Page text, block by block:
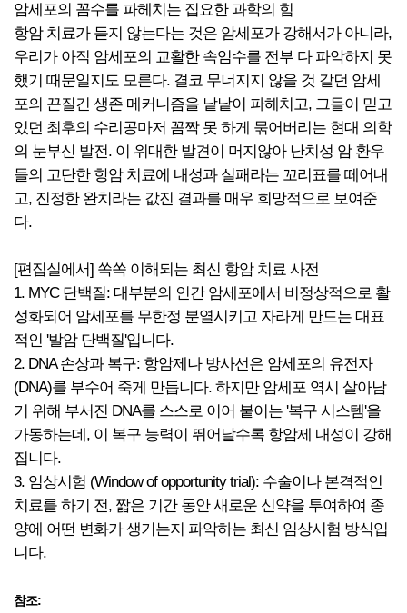
암세포의 꼼수를 파헤치는 집요한 과학의 힘
항암 치료가 듣지 않는다는 것은 암세포가 강해서가 아니라,
우리가 아직 암세포의 교활한 속임수를 전부 다 파악하지 못
했기 때문일지도 모른다. 결코 무너지지 않을 것 같던 암세
포의 끈질긴 생존 메커니즘을 낱낱이 파헤치고, 그들이 믿고
있던 최후의 수리공마저 꼼짝 못 하게 묶어버리는 현대 의학
의 눈부신 발전. 이 위대한 발견이 머지않아 난치성 암 환우
들의 고단한 항암 치료에 내성과 실패라는 꼬리표를 떼어내
고, 진정한 완치라는 값진 결과를 매우 희망적으로 보여준
다.
[편집실에서] 쏙쏙 이해되는 최신 항암 치료 사전
1. MYC 단백질: 대부분의 인간 암세포에서 비정상적으로 활
성화되어 암세포를 무한정 분열시키고 자라게 만드는 대표
적인 '발암 단백질'입니다.
2. DNA 손상과 복구: 항암제나 방사선은 암세포의 유전자
(DNA)를 부수어 죽게 만듭니다. 하지만 암세포 역시 살아남
기 위해 부서진 DNA를 스스로 이어 붙이는 '복구 시스템'을
가동하는데, 이 복구 능력이 뛰어날수록 항암제 내성이 강해
집니다.
3. 임상시험 (Window of opportunity trial): 수술이나 본격적인
치료를 하기 전, 짧은 기간 동안 새로운 신약을 투여하여 종
양에 어떤 변화가 생기는지 파악하는 최신 임상시험 방식입
니다.
참조: